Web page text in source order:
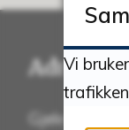
Adresse
Gjelen 3
Vi